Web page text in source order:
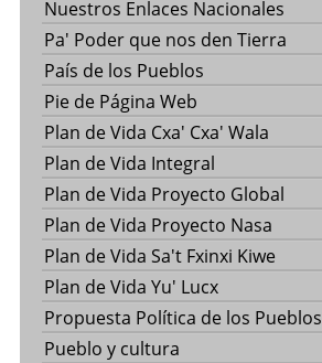
Nuestros Enlaces Nacionales
Pa' Poder que nos den Tierra
País de los Pueblos
Pie de Página Web
Plan de Vida Cxa' Cxa' Wala
Plan de Vida Integral
Plan de Vida Proyecto Global
Plan de Vida Proyecto Nasa
Plan de Vida Sa't Fxinxi Kiwe
Plan de Vida Yu' Lucx
Propuesta Política de los Pueblos
Pueblo y cultura